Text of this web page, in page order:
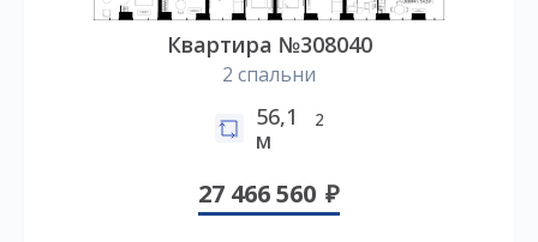
Квартира №308040
2 спальни
56,1
м
2
27 466 560